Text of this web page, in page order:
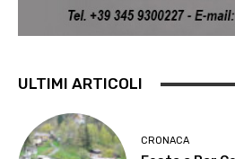
ULTIMI ARTICOLI
CRONACA